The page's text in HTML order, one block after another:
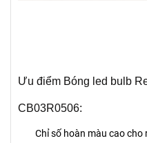
Ưu điểm Bóng led bulb
CB03R0506:
Chỉ số hoàn màu cao